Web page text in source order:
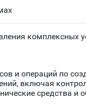
комплексных
и операций по
включая
средства и